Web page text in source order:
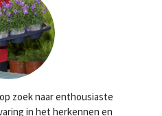
zoek naar enthousiaste
in het herkennen en